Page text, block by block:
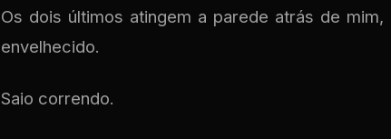
Os dois últimos atingem a parede atrás de
envelhecido.
Saio correndo.